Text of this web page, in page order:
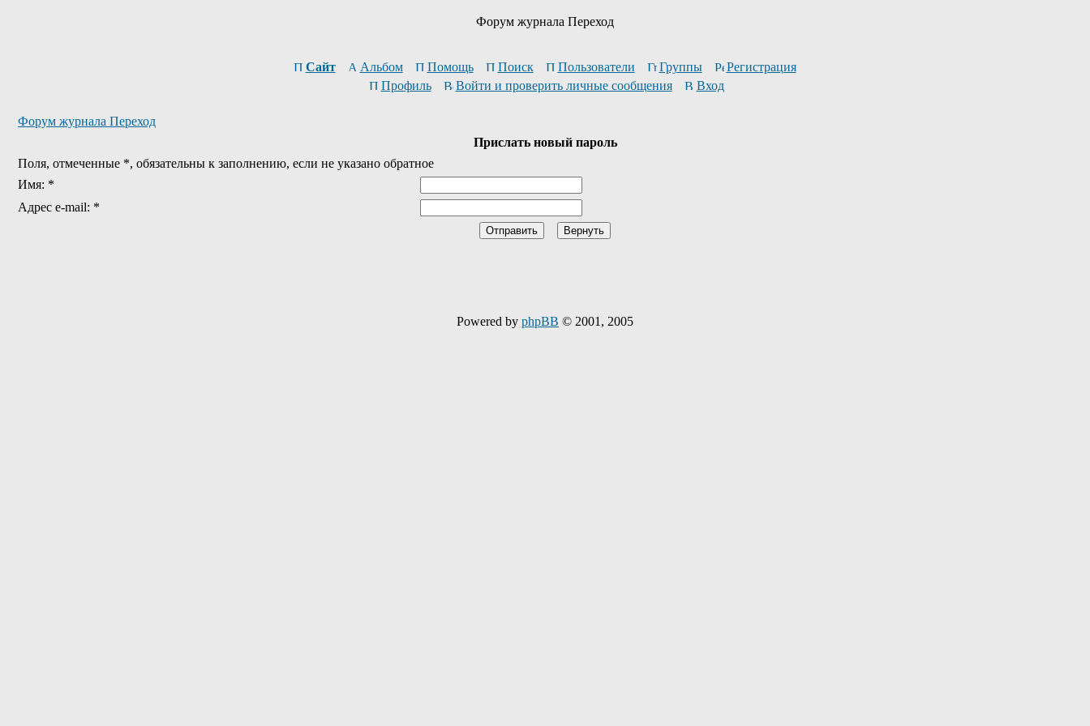
Форум журнала Переход
Сайт Альбом Помощь Поиск Пользователи Группы
Регистрация
Профиль
Войти и проверить личные сообщения Вход
Форум журнала Переход
Прислать новый пароль
Поля, отмеченные *, обязательны к заполнению, если не указано обратное
Имя: *
Адрес e-mail: *
Powered by phpBB © 2001, 2005